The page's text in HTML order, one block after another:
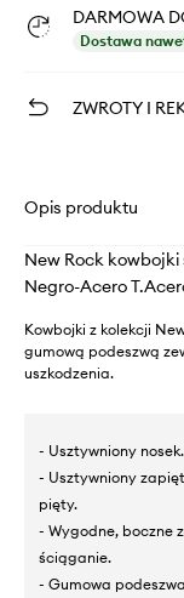
DARMOWA
Dostawa
ZWROTY I
Opis produktu
New Rock
Negro-Acero
Kowbojki z kolekcji
gumową podeszwą
uszkodzenia.
- Usztywniony nosek.
- Usztywniony
pięty.
- Wygodne, boczne
ściąganie.
- Gumowa